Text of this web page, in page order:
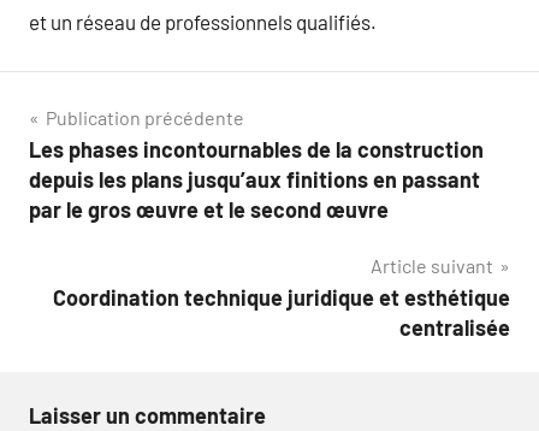
et un réseau de professionnels qualifiés.
Navigation
de
l’article
Publication précédente
Les phases incontournables de la construction
depuis les plans jusqu’aux finitions en passant
par le gros œuvre et le second œuvre
Article suivant
Coordination technique juridique et esthétique
centralisée
Laisser un commentaire